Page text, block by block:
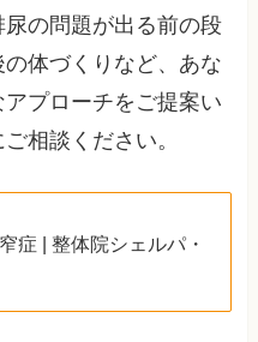
の問題が出る前の段
体づくりなど、あな
プローチをご提案い
相談ください。
症 | 整体院シェルパ・